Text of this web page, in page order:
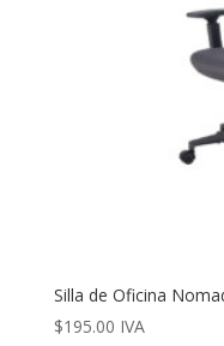
Silla de Oficina
$195.00 IVA